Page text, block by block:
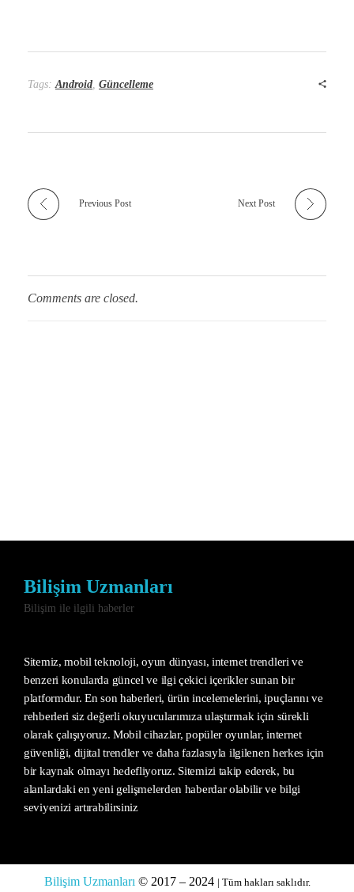
Tags:Android, Güncelleme
Previous Post Next Post
Comments are closed.
Bilişim Uzmanları
Bilişim ile ilgili haberler
Sitemiz, mobil teknoloji, oyun dünyası, internet trendleri ve
benzeri konularda güncel ve ilgi çekici içerikler sunan bir
platformdur. En son haberleri, ürün incelemelerini, ipuçlarını ve
rehberleri siz değerli okuyucularımıza ulaştırmak için sürekli
olarak çalışıyoruz. Mobil cihazlar, popüler oyunlar, internet
güvenliği, dijital trendler ve daha fazlasıyla ilgilenen herkes için
bir kaynak olmayı hedefliyoruz. Sitemizi takip ederek, bu
alanlardaki en yeni gelişmelerden haberdar olabilir ve bilgi
seviyenizi artırabilirsiniz
Bilişim Uzmanları © 2017 – 2024 | Tüm hakları saklıdır.